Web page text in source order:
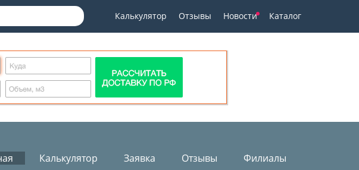
Калькулятор Отзывы Новости Каталог
Калькулятор Заявка Отзывы Филиалы